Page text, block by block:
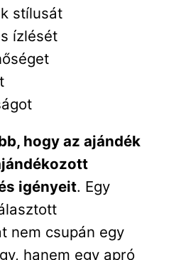
stílusát
ízlését
hogy az ajándék
igényeit. Egy
nem csupán egy
hanem egy apró